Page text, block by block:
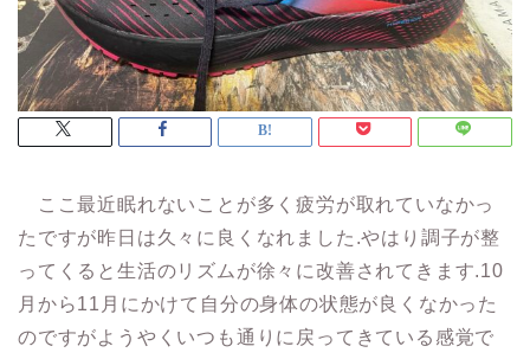
ここ最近眠れないことが多く疲労が取れていなかっ
たですが昨日は久々に良くなれました.やはり調子が整
ってくると生活のリズムが徐々に改善されてきます.10
月から11月にかけて自分の身体の状態が良くなかった
のですがようやくいつも通りに戻ってきている感覚で